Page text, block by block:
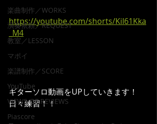
楽曲制作／WORKS
演奏依頼／REQUEST
教室／LESSON
マポイ
楽譜制作／SCORE
YouTube
VIEWS OF REVIEWS
Piascore
https://youtube.com/shorts/KiI61Kka
_M4
ギターソロ動画をUPしていきます！
日々練習！！